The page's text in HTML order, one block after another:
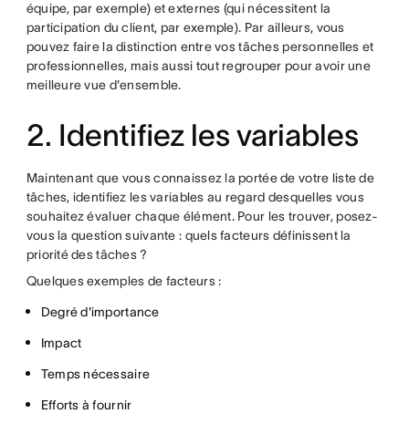
équipe, par exemple) et externes (qui nécessitent la
participation du client, par exemple). Par ailleurs, vous
pouvez faire la distinction entre vos tâches personnelles et
professionnelles, mais aussi tout regrouper pour avoir une
meilleure vue d'ensemble.
2. Identifiez les variables
Maintenant que vous connaissez la portée de votre liste de
tâches, identifiez les variables au regard desquelles vous
souhaitez évaluer chaque élément. Pour les trouver, posez-
vous la question suivante : quels facteurs définissent la
priorité des tâches ?
Quelques exemples de facteurs :
Degré d'importance
Impact
Temps nécessaire
Efforts à fournir